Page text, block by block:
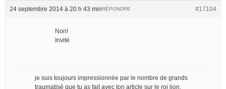
24 septembre 2014 à 20 h 43 min #17104
RÉPONDRE
Non!
Invité
je suis toujours impressionnée par le nombre de grands
traumatisé que tu as fait avec ton article sur le roi lion.